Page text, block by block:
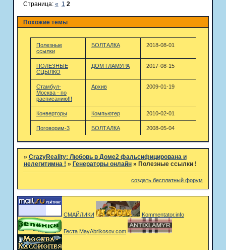
Страница: « 1 2
Похожие темы
Полезные
ссылки
БОЛТАЛКА 2018-08-01
ПОЛЕЗНЫЕ
СЦЫЛКО
ДОМ ГЛАМУРА 2017-08-15
Стамбул-
Москва - по
расписанию!!!
Архив 2009-01-19
Конверторы Компьютер 2010-02-01
Поговорим-3 БОЛТАЛКА 2008-05-04
» CrazyReality: Любовь в Доме2 фальсифицирована и
нелегитимна ! » Генераторы онлайн » Полезные ссылки !
создать бесплатный форум
СМАЙЛИКИ Kommentator.info
Геста MayAbrikosov.com